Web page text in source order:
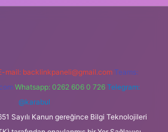
mail: backlinkpaneli@gmail.com Teams:
Whatsapp: 0262 606 0 726 Telegram:
@karabul
Sayılı Kanun gereğince Bilgi Teknolojileri